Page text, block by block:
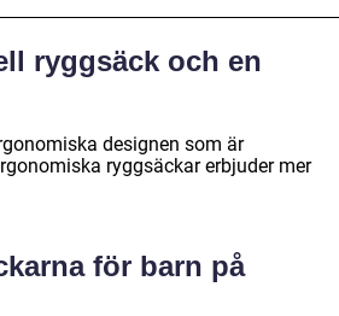
ryggsäck och en
designen som är
ryggsäckar erbjuder mer
för barn på